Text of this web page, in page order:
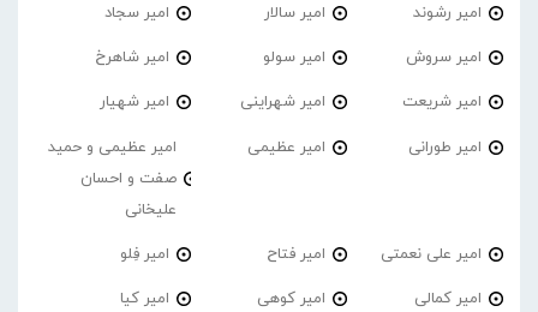
امیر رشوند امیر سالار امیر سجاد
امیر سروش امیر سولو امیر شاهرخ
امیر شریعت امیر شهراینی امیر شهیار
امیر طورانی امیر عظیمی
امیر عظیمی و حمید
صفت و احسان
علیخانی
امیر علی نعمتی امیر فتاح امیر فِلو
امیر کمالی امیر کوهی امیر کیا